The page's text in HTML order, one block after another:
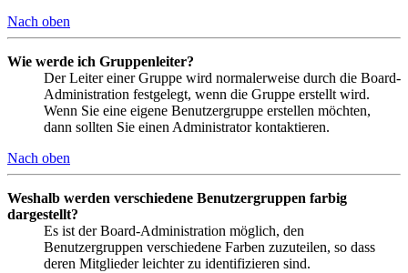
Nach oben
Wie werde ich Gruppenleiter?
Der Leiter einer Gruppe wird normalerweise durch die Board-
Administration festgelegt, wenn die Gruppe erstellt wird.
Wenn Sie eine eigene Benutzergruppe erstellen möchten,
dann sollten Sie einen Administrator kontaktieren.
Nach oben
Weshalb werden verschiedene Benutzergruppen farbig
dargestellt?
Es ist der Board-Administration möglich, den
Benutzergruppen verschiedene Farben zuzuteilen, so dass
deren Mitglieder leichter zu identifizieren sind.